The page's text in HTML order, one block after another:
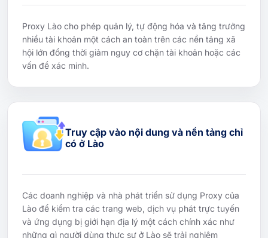
Proxy Lào cho phép quản lý, tự động hóa và tăng trưởng
nhiều tài khoản một cách an toàn trên các nền tảng xã
hội lớn đồng thời giảm nguy cơ chặn tài khoản hoặc các
vấn đề xác minh.
Truy cập vào nội dung và nền tảng chỉ
có ở Lào
Các doanh nghiệp và nhà phát triển sử dụng Proxy của
Lào để kiểm tra các trang web, dịch vụ phát trực tuyến
và ứng dụng bị giới hạn địa lý một cách chính xác như
những gì người dùng thực sự ở Lào sẽ trải nghiệm